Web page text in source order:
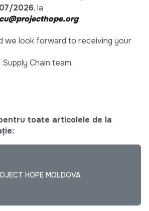
2026, la
we look forward to receiving your
Chain team.
toate articolele de la
HOPE MOLDOVA